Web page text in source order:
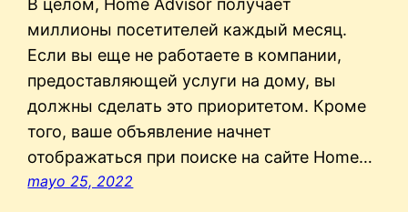
миллионы посетителей каждый месяц.
Если вы еще не работаете в компании,
предоставляющей услуги на дому, вы
должны сделать это приоритетом. Кроме
того, ваше объявление начнет
отображаться при поиске на сайте Home…
mayo 25, 2022